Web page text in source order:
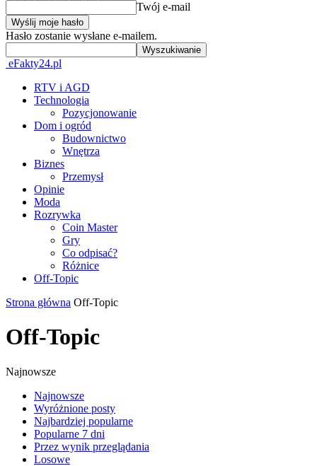
Twój e-mail
Hasło zostanie wysłane e-mailem.
eFakty24.pl
RTV i AGD
Technologia
Pozycjonowanie
Dom i ogród
Budownictwo
Wnętrza
Biznes
Przemysł
Opinie
Moda
Rozrywka
Coin Master
Gry
Co odpisać?
Różnice
Off-Topic
Strona główna Off-Topic
Off-Topic
Najnowsze
Najnowsze
Wyróżnione posty
Najbardziej popularne
Popularne 7 dni
Przez wynik przeglądania
Losowe